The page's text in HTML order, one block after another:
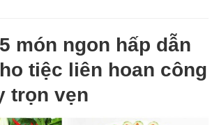
món ngon hấp dẫn
tiệc liên hoan công
trọn vẹn